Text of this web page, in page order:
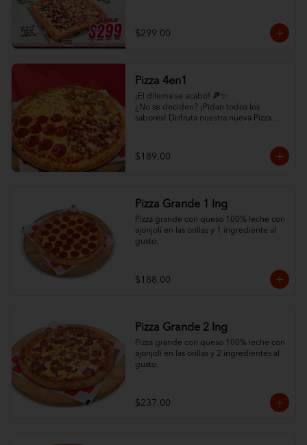
$299.00
Pizza 4en1
¡El dilema se acabó! 🍕✨
¿No se deciden? ¡Pidan todos los
sabores! Disfruta nuestra nueva Pizza
mucho quesoo. ¡Variedad total por solo
$189!
$189.00
Pizza Grande 1 Ing
Pizza grande con queso 100% leche con
ajonjolí en las orillas y 1 ingrediente al
gusto.
$188.00
Pizza Grande 2 Ing
Pizza grande con queso 100% leche con
ajonjolí en las orillas y 2 ingredientes al
gusto.
$237.00